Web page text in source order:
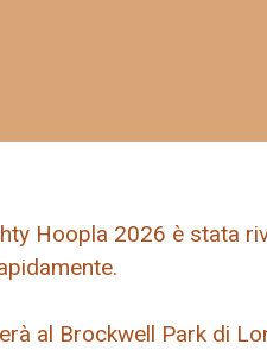
Hoopla 2026 è stata
al Brockwell Park di